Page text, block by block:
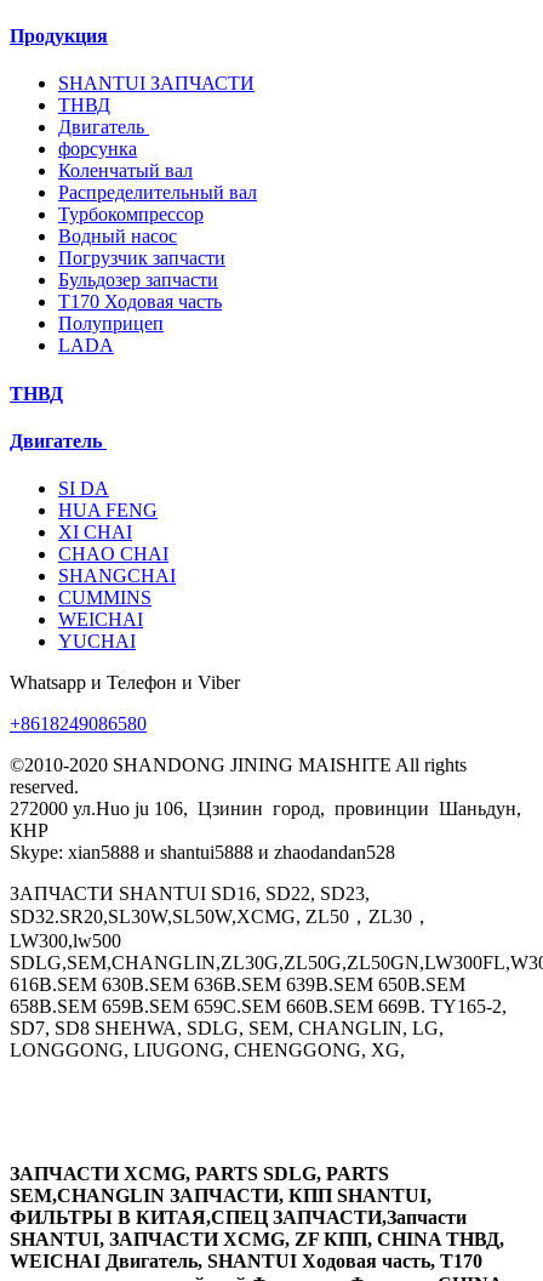
Продукция
SHANTUI ЗАПЧАСТИ
ТНВД
Двигатель
форсунка
Коленчатый вал
Распределительный вал
Турбокомпрессор
Водный насос
Погрузчик запчасти
Бульдозер запчасти
T170 Ходовая часть
Полуприцеп
LADA
ТНВД
Двигатель
SI DA
HUA FENG
XI CHAI
CHAO CHAI
SHANGCHAI
CUMMINS
WEICHAI
YUCHAI
Whatsapp и Телефон и Viber
+8618249086580
©2010-2020 SHANDONG JINING MAISHITE All rights
reserved.
272000 ул.Huo ju 106, Цзинин город, провинции Шаньдун,
КНР
Skype: xian5888 и shantui5888 и zhaodandan528
ЗАПЧАСТИ SHANTUI SD16, SD22, SD23,
SD32.SR20,SL30W,SL50W,XCMG, ZL50，ZL30，
LW300,lw500
616B.SEM 630B.SEM 636B.SEM 639B.SEM 650B.SEM
658B.SEM 659B.SEM 659C.SEM 660B.SEM 669B. TY165-2,
SD7, SD8 SHEHWA, SDLG, SEM, CHANGLIN, LG,
LONGGONG, LIUGONG, CHENGGONG, XG,
ЗАПЧАСТИ XCMG, PARTS SDLG, PARTS
SEM,CHANGLIN ЗАПЧАСТИ, КПП SHANTUI,
ФИЛЬТРЫ В КИТАЯ,СПЕЦ ЗАПЧАСТИ,Запчасти
SHANTUI, ЗАПЧАСТИ XCMG, ZF КПП, CHINA ТНВД,
WEICHAI Двигатель, SHANTUI Ходовая часть, T170